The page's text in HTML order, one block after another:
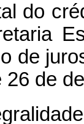
do
de
26 de